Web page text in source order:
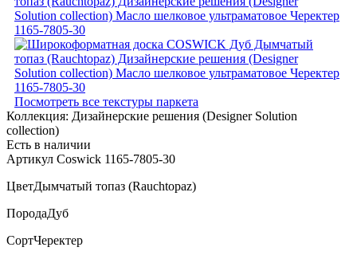
Посмотреть все текстуры паркета
Коллекция: Дизайнерские решения (Designer Solution
collection)
Есть в наличии
Артикул Coswick 1165-7805-30
ЦветДымчатый топаз (Rauchtopaz)
ПородаДуб
СортЧеректер